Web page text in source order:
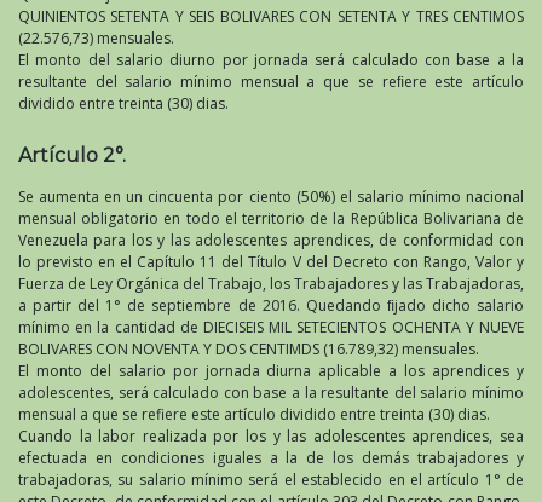
QUINIENTOS SETENTA Y SEIS BOLIVARES CON SETENTA Y TRES CENTIMOS
(22.576,73) mensuales.
El monto del salario diurno por jornada será calculado con base a la
resultante del salario mínimo mensual a que se reﬁere este artículo
dividido entre treinta (30) dias.
Artículo 2°.
Se aumenta en un cincuenta por ciento (50%) el salario mínimo nacional
mensual obligatorio en todo el territorio de la República Bolivariana de
Venezuela para los y las adolescentes aprendices, de conformidad con
lo previsto en el Capítulo 11 del Título V del Decreto con Rango, Valor y
Fuerza de Ley Orgánica del Trabajo, los Trabajadores y las Trabajadoras,
a partir del 1° de septiembre de 2016. Quedando ﬁjado dicho salario
mínimo en la cantidad de DIECISEIS MIL SETECIENTOS OCHENTA Y NUEVE
BOLIVARES CON NOVENTA Y DOS CENTIMDS (16.789,32) mensuales.
El monto del salario por jornada diurna aplicable a los aprendices y
adolescentes, será calculado con base a la resultante del salario mínimo
mensual a que se refiere este artículo dividido entre treinta (30) dias.
Cuando la labor realizada por los y las adolescentes aprendices, sea
efectuada en condiciones iguales a la de los demás trabajadores y
trabajadoras, su salario mínimo será el establecido en el artículo 1° de